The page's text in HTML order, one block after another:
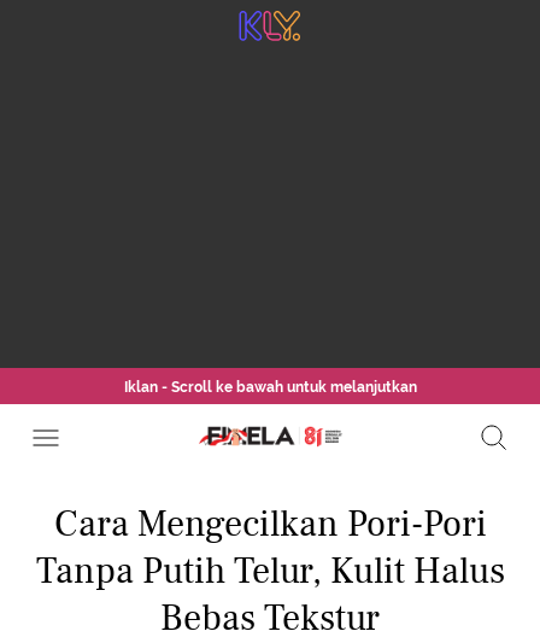
Iklan - Scroll ke bawah untuk melanjutkan
Cara Mengecilkan Pori-Pori
Tanpa Putih Telur, Kulit Halus
Bebas Tekstur